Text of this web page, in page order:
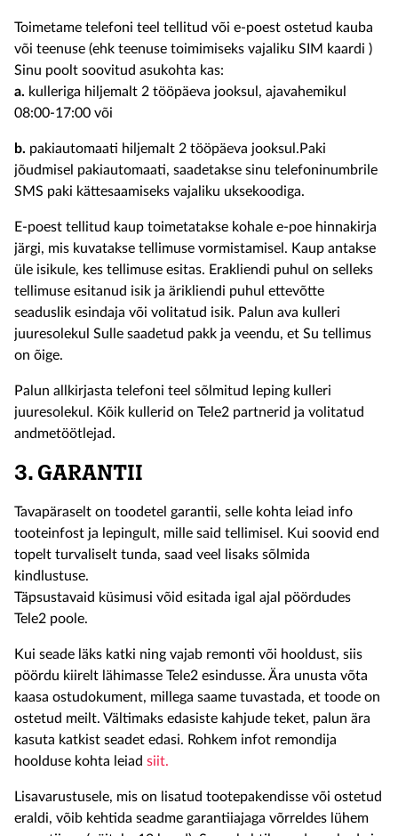
Toimetame telefoni teel tellitud või e-poest ostetud kauba
või teenuse (ehk teenuse toimimiseks vajaliku SIM kaardi )
Sinu poolt soovitud asukohta kas:
a. kulleriga hiljemalt 2 tööpäeva jooksul, ajavahemikul
08:00-17:00 või
b. pakiautomaati hiljemalt 2 tööpäeva jooksul.Paki
jõudmisel pakiautomaati, saadetakse sinu telefoninumbrile
SMS paki kättesaamiseks vajaliku uksekoodiga.
E-poest tellitud kaup toimetatakse kohale e-poe hinnakirja
järgi, mis kuvatakse tellimuse vormistamisel. Kaup antakse
üle isikule, kes tellimuse esitas. Erakliendi puhul on selleks
tellimuse esitanud isik ja ärikliendi puhul ettevõtte
seaduslik esindaja või volitatud isik. Palun ava kulleri
juuresolekul Sulle saadetud pakk ja veendu, et Su tellimus
on õige.
Palun allkirjasta telefoni teel sõlmitud leping kulleri
juuresolekul. Kõik kullerid on Tele2 partnerid ja volitatud
andmetöötlejad.
3. GARANTII
Tavapäraselt on toodetel garantii, selle kohta leiad info
tooteinfost ja lepingult, mille said tellimisel. Kui soovid end
topelt turvaliselt tunda, saad veel lisaks sõlmida
kindlustuse.
Täpsustavaid küsimusi võid esitada igal ajal pöördudes
Tele2 poole.
Kui seade läks katki ning vajab remonti või hooldust, siis
pöördu kiirelt lähimasse Tele2 esindusse. Ära unusta võta
kaasa ostudokument, millega saame tuvastada, et toode on
ostetud meilt. Vältimaks edasiste kahjude teket, palun ära
kasuta katkist seadet edasi. Rohkem infot remondija
hoolduse kohta leiad siit.
Lisavarustusele, mis on lisatud tootepakendisse või ostetud
eraldi, võib kehtida seadme garantiiajaga võrreldes lühem